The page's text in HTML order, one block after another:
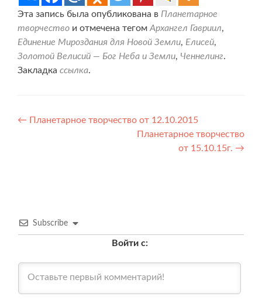
Эта запись была опубликована в Планетарное
творчество и отмечена тегом Архангел Гавриил,
Единение Мироздания для Новой Земли, Елисей,
Золотой Велисий — Бог Неба и Земли, Ченнелинг.
Закладка ссылка.
Навигация
← Планетарное творчество от 12.10.2015
Планетарное творчество
от 15.10.15г. →
Subscribe
Войти с: